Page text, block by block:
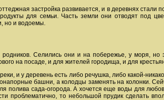
застройка развивается, и в деревнях стали
для семьи. Часть земли они отводят под
но и водоемы.
Селились они и на побережье, у моря,
на посаде, и для жителей городища, и для
и у деревень есть либо речушка, либо какой-
башни, а колодцы заменять на колонки.
полива сада-огорода. А хочется еще воды для
проблематично, то небольшой прудик сделать